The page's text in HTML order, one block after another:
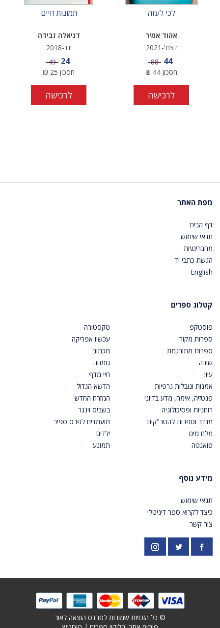
לכי לעזה
אהוד אמיר
דצמ'-2021
מחיר מבצע
44 מחיר
88
חסכון 44
₪
לרכישה
תמונות חיים
דניאלה זבידה
ינו'-2018
מחיר מבצע
24 מחיר
49
חסכון 25
₪
לרכישה
מפת האתר
דף הבית
תנאי שימוש
מחברים\ות
הגשת כתבי יד
English
קטלוג ספרים
פוסטקפ
ספרות מקור
ספרות מתורגמת
שירה
עיון
אמנות ונובלות גרפיות
פנטזיה, אימה, מדע בדיוני
רוחניות ופסיכולוגיה
מגדר וספרות להטב"קית
מלח מים
פואנטה
טקסטורה
עכשיו אפריקה
מכתוב
גומחה
חיי מדף
הדשא הגדול
המזרח החדש
בשביס זינגר
מועמדים לפרס ספיר
ילדים
תמונע
מידע נוסף
תנאי שימוש
כיצד לקרוא ספר דיגיטלי
צור קשר
פייסבוק https://twitter.com/PardesPublish
אינסטגרם
© כל הזכויות שמורות לפרדס הוצאה לאור